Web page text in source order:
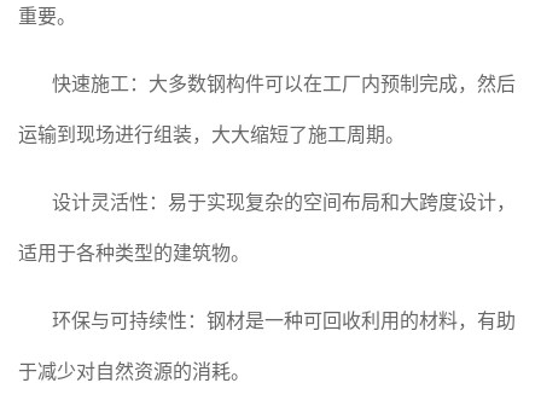
重要。
快速施工：大多数钢构件可以在工厂内预制完成，然后
运输到现场进行组装，大大缩短了施工周期。
设计灵活性：易于实现复杂的空间布局和大跨度设计，
适用于各种类型的建筑物。
环保与可持续性：钢材是一种可回收利用的材料，有助
于减少对自然资源的消耗。